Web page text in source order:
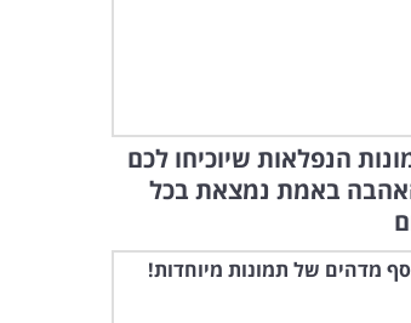
הנפלאות שיוכיחו לכם
באמת נמצאת בכל